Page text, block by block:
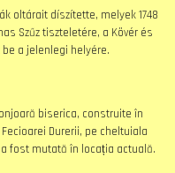
oltárait díszítette, melyek 1748
Szűz tiszteletére, a Kövér és
a jelenlegi helyére.
biserica, construite în
Durerii, pe cheltuiala
fost mutată în locația actuală.